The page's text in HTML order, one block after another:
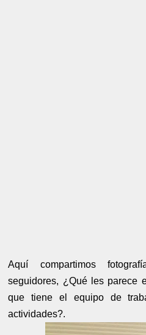
Aquí compartimos
seguidores, ¿Qué les parece
que tiene el equipo de
actividades?.